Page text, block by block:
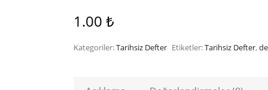
1.00₺
Kategoriler:Tarihsiz Defter Etiketler:Tarihsiz Defter,